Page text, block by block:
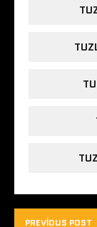
PREVIOUS POST